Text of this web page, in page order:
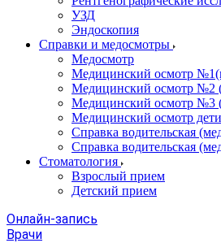
УЗД
Эндоскопия
Справки и медосмотры
Медосмотр
Медицинский осмотр
Медицинский осмотр №2
Медицинский осмотр №3
Медицинский осмотр
Справка водительская
Справка водительская
Стоматология
Взрослый прием
Детский прием
Онлайн-запись
Врачи